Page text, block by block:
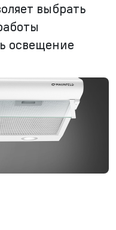
выбрать
освещение